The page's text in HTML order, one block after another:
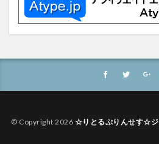
© Copyright 2026 ☆りとるぷりんせす☆